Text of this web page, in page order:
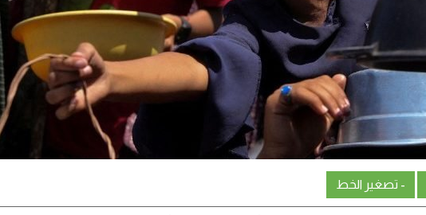
- تصغير الخط